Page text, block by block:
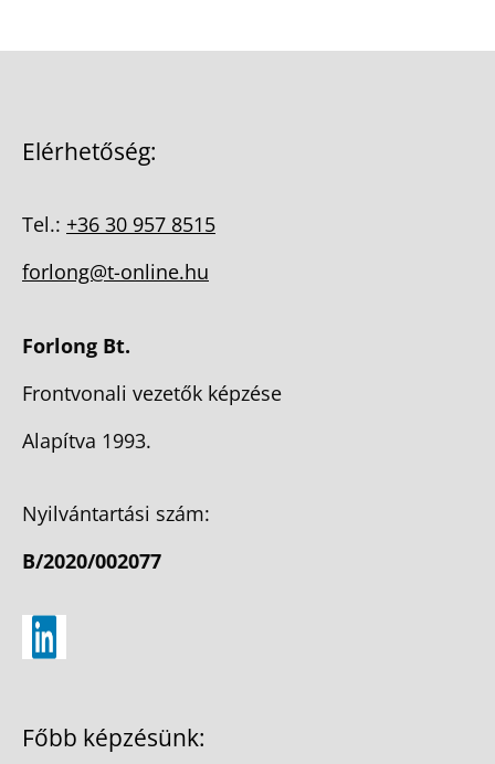
Elérhetőség:
Tel.: +36 30 957 8515
forlong@t-online.hu
Forlong Bt.
Frontvonali vezetők képzése
Alapítva 1993.
Nyilvántartási szám:
B/2020/002077
Főbb képzésünk: